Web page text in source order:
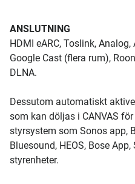
ANSLUTNING
HDMI eARC, Toslink,
Google Cast (flera rum),
DLNA.
Dessutom automatiskt
som kan döljas i CANVAS
styrsystem som Sonos app,
Bluesound, HEOS, Bose
styrenheter.